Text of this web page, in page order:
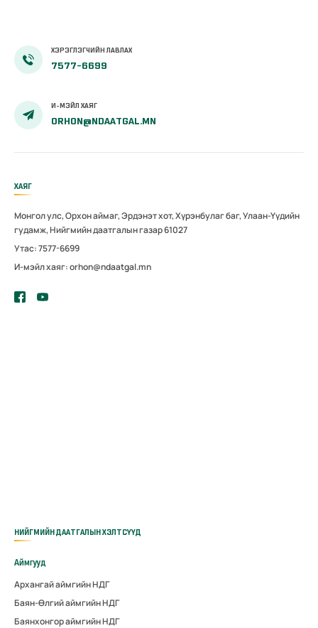
ХЭРЭГЛЭГЧИЙН ЛАВЛАХ
7577-6699
И-МЭЙЛ ХАЯГ
ORHON@NDAATGAL.MN
ХАЯГ
Монгол улс, Орхон аймаг, Эрдэнэт хот, Хүрэнбулаг баг, Улаан-Үүдийн
гудамж, Нийгмийн даатгалын газар 61027
Утас: 7577-6699
И-мэйл хаяг: orhon@ndaatgal.mn
НИЙГМИЙН ДААТГАЛЫН ХЭЛТСҮҮД
Аймгууд
Архангай аймгийн НДГ
Баян-Өлгий аймгийн НДГ
Баянхонгор аймгийн НДГ